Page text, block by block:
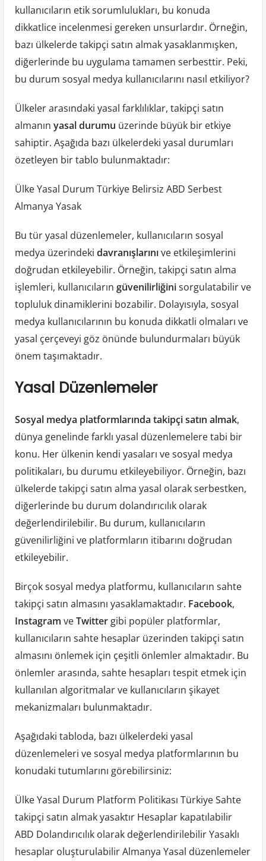
kullanıcıların etik sorumlulukları, bu konuda
dikkatlice incelenmesi gereken unsurlardır. Örneğin,
bazı ülkelerde takipçi satın almak yasaklanmışken,
diğerlerinde bu uygulama tamamen serbesttir. Peki,
bu durum sosyal medya kullanıcılarını nasıl etkiliyor?
Ülkeler arasındaki yasal farklılıklar, takipçi satın
almanın yasal durumu üzerinde büyük bir etkiye
sahiptir. Aşağıda bazı ülkelerdeki yasal durumları
özetleyen bir tablo bulunmaktadır:
Ülke Yasal Durum Türkiye Belirsiz ABD Serbest
Almanya Yasak
Bu tür yasal düzenlemeler, kullanıcıların sosyal
medya üzerindeki davranışlarınıve etkileşimlerini
doğrudan etkileyebilir. Örneğin, takipçi satın alma
işlemleri, kullanıcıların güvenilirliğinisorgulatabilir ve
topluluk dinamiklerini bozabilir. Dolayısıyla, sosyal
medya kullanıcılarının bu konuda dikkatli olmaları ve
yasal çerçeveyi göz önünde bulundurmaları büyük
önem taşımaktadır.
Yasal Düzenlemeler
Sosyal medya platformlarında takipçi satın almak,
dünya genelinde farklı yasal düzenlemelere tabi bir
konu. Her ülkenin kendi yasaları ve sosyal medya
politikaları, bu durumu etkileyebiliyor. Örneğin, bazı
ülkelerde takipçi satın alma yasal olarak serbestken,
diğerlerinde bu durum dolandırıcılık olarak
değerlendirilebilir. Bu durum, kullanıcıların
güvenilirliğini ve platformların itibarını doğrudan
etkileyebilir.
Birçok sosyal medya platformu, kullanıcıların sahte
takipçi satın almasını yasaklamaktadır. Facebook,
Instagram veTwittergibi popüler platformlar,
kullanıcıların sahte hesaplar üzerinden takipçi satın
almasını önlemek için çeşitli önlemler almaktadır. Bu
önlemler arasında, sahte hesapları tespit etmek için
kullanılan algoritmalar ve kullanıcıların şikayet
mekanizmaları bulunmaktadır.
Aşağıdaki tabloda, bazı ülkelerdeki yasal
düzenlemeleri ve sosyal medya platformlarının bu
konudaki tutumlarını görebilirsiniz:
Ülke Yasal Durum Platform Politikası Türkiye Sahte
takipçi satın almak yasaktır Hesaplar kapatılabilir
ABD Dolandırıcılık olarak değerlendirilebilir Yasaklı
hesaplar oluşturulabilir Almanya Yasal düzenlemeler